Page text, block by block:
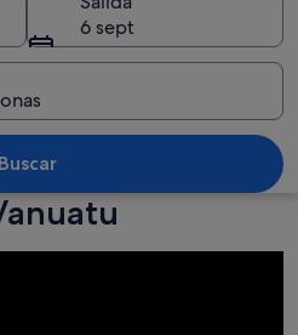
Un muelle de madera que conduce
6 sept
Buscar